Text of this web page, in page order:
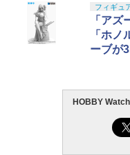
東
ト
ハ
￥
東
タ
先
モ
￥
プ
フィギュ
「ア
「ホ
ーブが
HOBBY